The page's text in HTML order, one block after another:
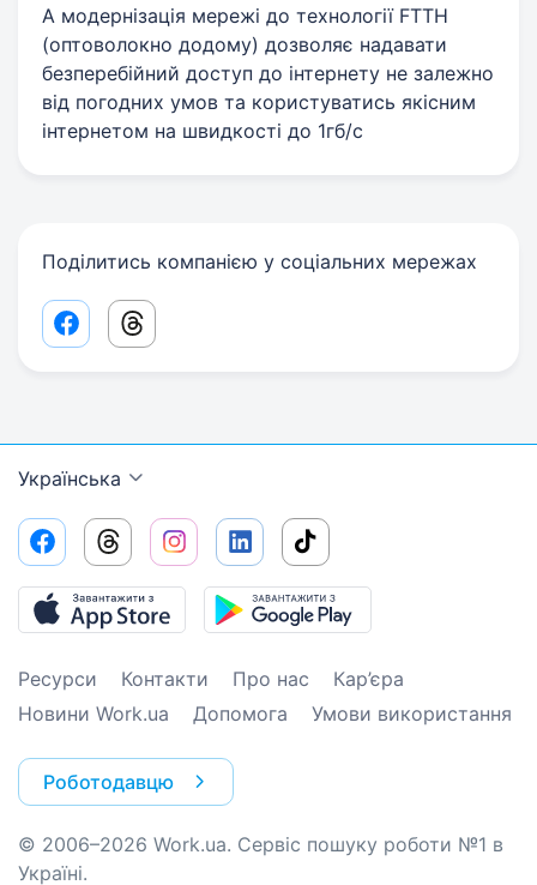
А модернізація мережі до технології FTTH
(оптоволокно додому) дозволяє надавати
безперебійний доступ до інтернету не залежно
від погодних умов та користуватись якісним
інтернетом на швидкості до 1гб/с
Поділитись компанією у соціальних мережах
Facebook share link
Threads share link
Українська
Ресурси Контакти Про нас
Кар’єра
Новини Work.ua
Допомога Умови використання
Роботодавцю
© 2006–2026 Work.ua. Сервіс пошуку роботи №1 в
Україні.